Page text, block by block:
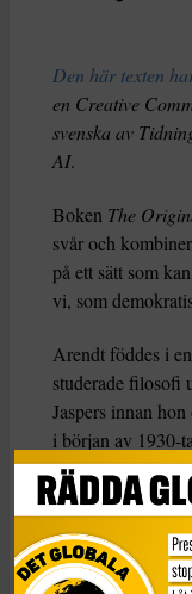
Den här texten
en Creative
svenska av
AI.
Boken The
svår och
på ett sätt som
vi, som
Arendt föddes i
studerade filosofi
Jaspers innan
i början av 1930-
flydde hon till
USA. Så när hon
början av 1940-
totalitarism.